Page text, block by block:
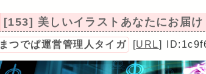
[153] 美しいイラストあなたにお届け
まつでぱ運営管理人タイガ [URL]